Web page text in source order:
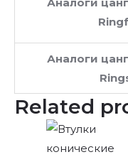
Аналоги
Related